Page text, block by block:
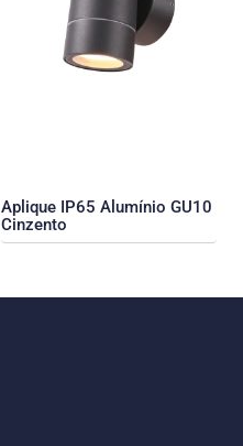
Aplique IP65 Alumínio GU10
Cinzento